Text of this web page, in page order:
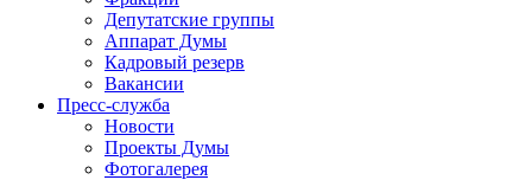
Депутатские группы
Аппарат Думы
Кадровый резерв
Вакансии
Пресс-служба
Новости
Проекты Думы
Фотогалерея